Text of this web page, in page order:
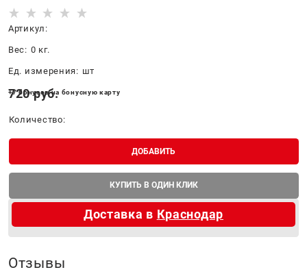
Артикул:
Вес: 0 кг.
Ед. измерения: шт
720 руб.
+7 бонусов на бонусную карту
Количество:
ДОБАВИТЬ
КУПИТЬ В ОДИН КЛИК
Доставка в Краснодар
Отзывы